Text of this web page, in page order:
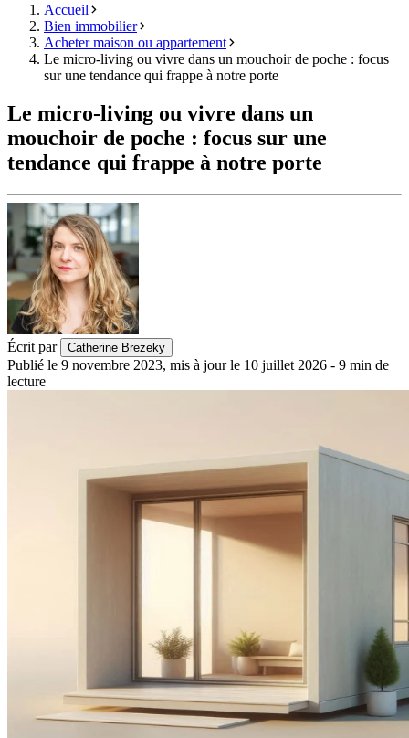
Accueil
Bien immobilier
Acheter maison ou appartement
Le micro-living ou vivre dans un mouchoir de poche : focus
sur une tendance qui frappe à notre porte
Le micro-living ou vivre dans un
mouchoir de poche : focus sur une
tendance qui frappe à notre porte
Écrit par Catherine Brezeky
Publié le 9 novembre 2023, mis à jour le 10 juillet 2026 - 9 min de
lecture